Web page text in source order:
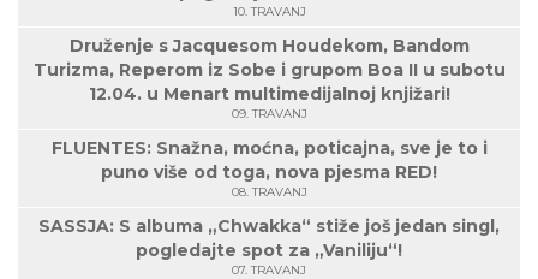
10. TRAVANJ
Druženje s Jacquesom Houdekom, Bandom
Turizma, Reperom iz Sobe i grupom Boa II u subotu
12.04. u Menart multimedijalnoj knjižari!
09. TRAVANJ
FLUENTES: Snažna, moćna, poticajna, sve je to i
puno više od toga, nova pjesma RED!
08. TRAVANJ
SASSJA: S albuma „Chwakka“ stiže još jedan singl,
pogledajte spot za „Vaniliju“!
07. TRAVANJ